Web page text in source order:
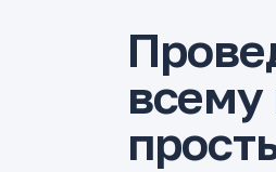
всему